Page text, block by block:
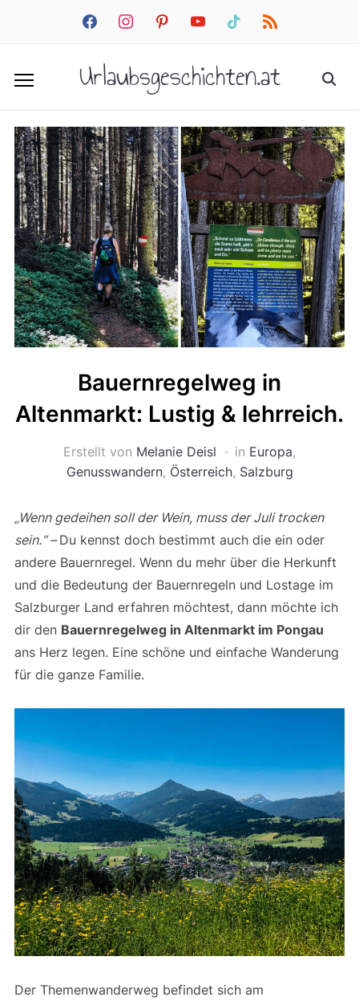
facebookinstagrampinterestyoutube tiktok rss
Urlaubsgeschichten.at
Bauernregelweg in
Altenmarkt: Lustig & lehrreich.
Erstellt von Melanie Deisl in Europa,
Genusswandern, Österreich, Salzburg
„Wenn gedeihen soll der Wein, muss der Juli trocken
sein.“ –Du kennst doch bestimmt auch die ein oder
andere Bauernregel. Wenn du mehr über die Herkunft
und die Bedeutung der Bauernregeln und Lostage im
Salzburger Land erfahren möchtest, dann möchte ich
dir den Bauernregelweg in Altenmarkt im Pongau
ans Herz legen. Eine schöne und einfache Wanderung
für die ganze Familie.
Der Themenwanderweg befindet sich am